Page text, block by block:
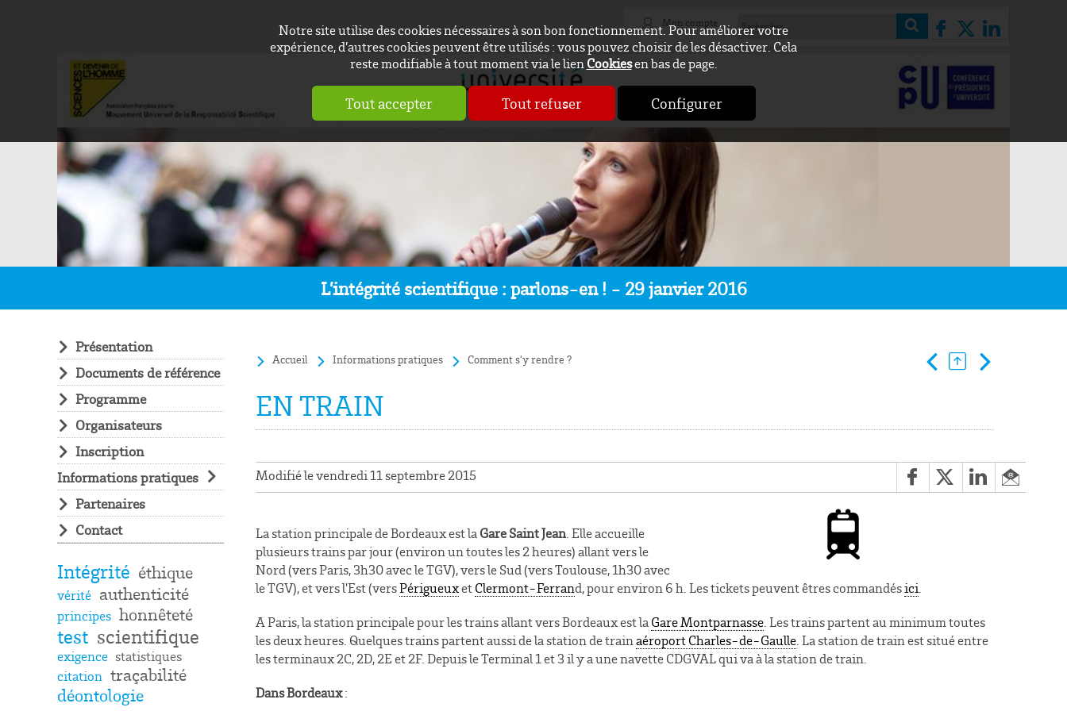
Notre site utilise des cookies nécessaires à son bon fonctionnement. Pour améliorer votre
expérience, d’autres cookies peuvent être utilisés : vous pouvez choisir de les désactiver. Cela
reste modifiable à tout moment via le lienCookiesen bas de page.
Tout accepter Tout refuser Configurer
Mon compte
L’intégrité scientifique : parlons-en ! - 29 janvier 2016
Présentation
Documents de référence
Programme
Organisateurs
Inscription
Informations pratiques
Partenaires
Contact
Intégrité éthique
vérité authenticité
principes honnêteté
test scientifique
exigence statistiques
citation traçabilité
déontologie
Accueil Informations pratiques Comment s'y rendre ?
EN TRAIN
Modifié le vendredi 11 septembre 2015
La station principale de Bordeaux est la Gare Saint Jean. Elle accueille
plusieurs trains par jour (environ un toutes les 2 heures) allant vers le
Nord (vers Paris, 3h30 avec le TGV), vers le Sud (vers Toulouse, 1h30 avec
le TGV), et vers l'Est (versPérigueuxet Clermont-Ferrand, pour environ 6 h. Les tickets peuvent êtres commandésici.
A Paris, la station principale pour les trains allant vers Bordeaux est la Gare Montparnasse. Les trains partent au minimum toutes
les deux heures. Quelques trains partent aussi de la station de trainaéroport Charles-de-Gaulle. La station de train est situé entre
les terminaux2C, 2D, 2E et 2F. Depuis le Terminal 1 et 3 il y a une navette CDGVAL qui va à la station de train.
Dans Bordeaux: